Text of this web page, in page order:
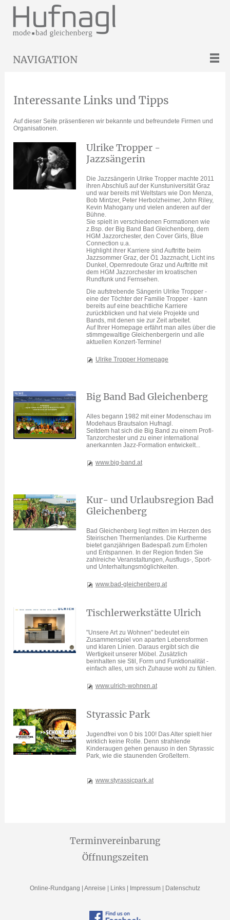
NAVIGATION
Interessante Links und Tipps
Auf dieser Seite präsentieren wir bekannte und befreundete Firmen und
Organisationen.
Ulrike Tropper -
Jazzsängerin
Die Jazzsängerin Ulrike Tropper machte 2011
ihren Abschluß auf der Kunstuniversität Graz
und war bereits mit Weltstars wie Don Menza,
Bob Mintzer, Peter Herbolzheimer, John Riley,
Kevin Mahogany und vielen anderen auf der
Bühne.
Sie spielt in verschiedenen Formationen wie
z.Bsp. der Big Band Bad Gleichenberg, dem
HGM Jazzorchester, den Cover Girls, Blue
Connection u.a.
Highlight ihrer Karriere sind Auftritte beim
Jazzsommer Graz, der Ö1 Jazznacht, Licht ins
Dunkel, Opernredoute Graz und Auftritte mit
dem HGM Jazzorchester im kroatischen
Rundfunk und Fernsehen.
Die aufstrebende Sängerin Ulrike Tropper -
eine der Töchter der Familie Tropper - kann
bereits auf eine beachtliche Karriere
zurückblicken und hat viele Projekte und
Bands, mit denen sie zur Zeit arbeitet.
Auf Ihrer Homepage erfährt man alles über die
stimmgewaltige Gleichenbergerin und alle
aktuellen Konzert-Termine!
Ulrike Tropper Homepage
Big Band Bad Gleichenberg
Alles begann 1982 mit einer Modenschau im
Modehaus Brautsalon Hufnagl.
Seitdem hat sich die Big Band zu einem Profi-
Tanzorchester und zu einer international
anerkannten Jazz-Formation entwickelt...
www.big-band.at
Kur- und Urlaubsregion Bad
Gleichenberg
Bad Gleichenberg liegt mitten im Herzen des
Steirischen Thermenlandes. Die Kurtherme
bietet ganzjährigen Badespaß zum Erholen
und Entspannen. In der Region finden Sie
zahlreiche Veranstaltungen, Ausflugs-, Sport-
und Unterhaltungsmöglichkeiten.
www.bad-gleichenberg.at
Tischlerwerkstätte Ulrich
"Unsere Art zu Wohnen" bedeutet ein
Zusammenspiel von aparten Lebensformen
und klaren Linien. Daraus ergibt sich die
Wertigkeit unserer Möbel. Zusätzlich
beinhalten sie Stil, Form und Funktionalität -
einfach alles, um sich Zuhause wohl zu fühlen.
www.ulrich-wohnen.at
Styrassic Park
Jugendfrei von 0 bis 100! Das Alter spielt hier
wirklich keine Rolle. Denn strahlende
Kinderaugen gehen genauso in den Styrassic
Park, wie die staunenden Großeltern.
www.styrassicpark.at
Terminvereinbarung
Öffnungszeiten
Online-Rundgang | Anreise | Links | Impressum | Datenschutz